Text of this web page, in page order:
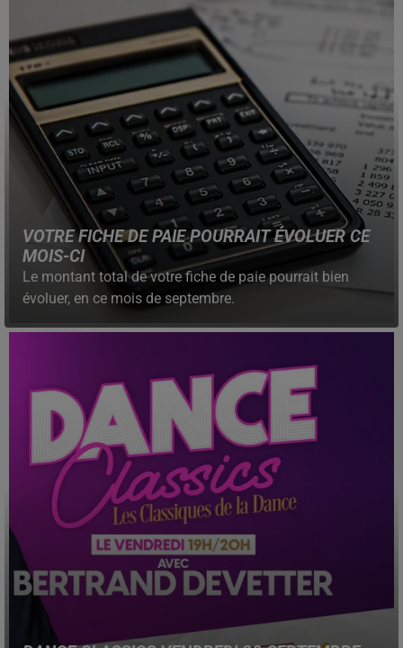
VOTRE FICHE DE PAIE POURRAIT ÉVOLUER CE
MOIS-CI
Le montant total de votre fiche de paie pourrait bien
évoluer, en ce mois de septembre.